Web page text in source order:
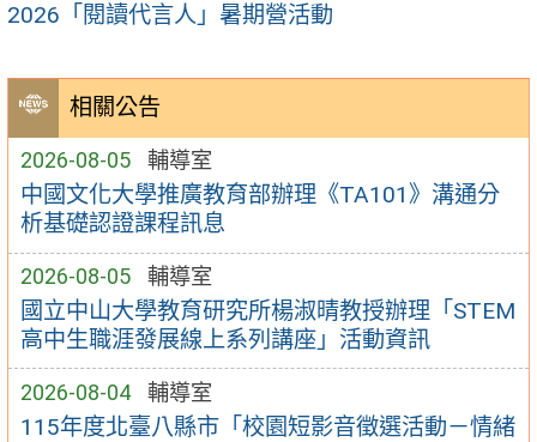
相關公告
2026-08-05 輔導室
中國文化大學推廣教育部辦理《TA101》溝通分
析基礎認證課程訊息
2026-08-05 輔導室
國立中山大學教育研究所楊淑晴教授辦理「STEM
高中生職涯發展線上系列講座」活動資訊
2026-08-04 輔導室
115年度北臺八縣市「校園短影音徵選活動－情緒
2026「閱讀代言人」暑期營活動